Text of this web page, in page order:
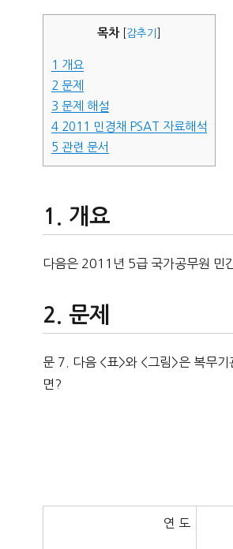
자
목차
감추기
1 개요
2 문제
3 문제 해설
4 2011 민경채 PSAT 자료해석
5 관련 문서
개요
다음은 2011년 5급 국가공무원 민
문제
문 7. 다음 <표>와 <그림>은 복무
면?
연 도